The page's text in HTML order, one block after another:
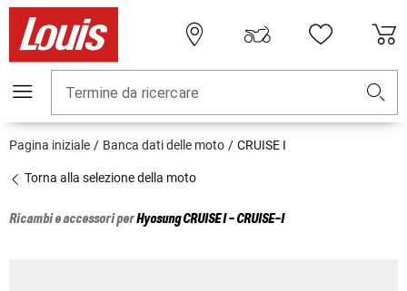
Termine da ricercare
Pagina iniziale Banca dati delle moto CRUISE I
Torna alla selezione della moto
Ricambi e accessori perHyosungCRUISE I - CRUISE-I